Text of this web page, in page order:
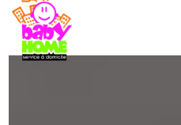
Panneau de gestion des cookies